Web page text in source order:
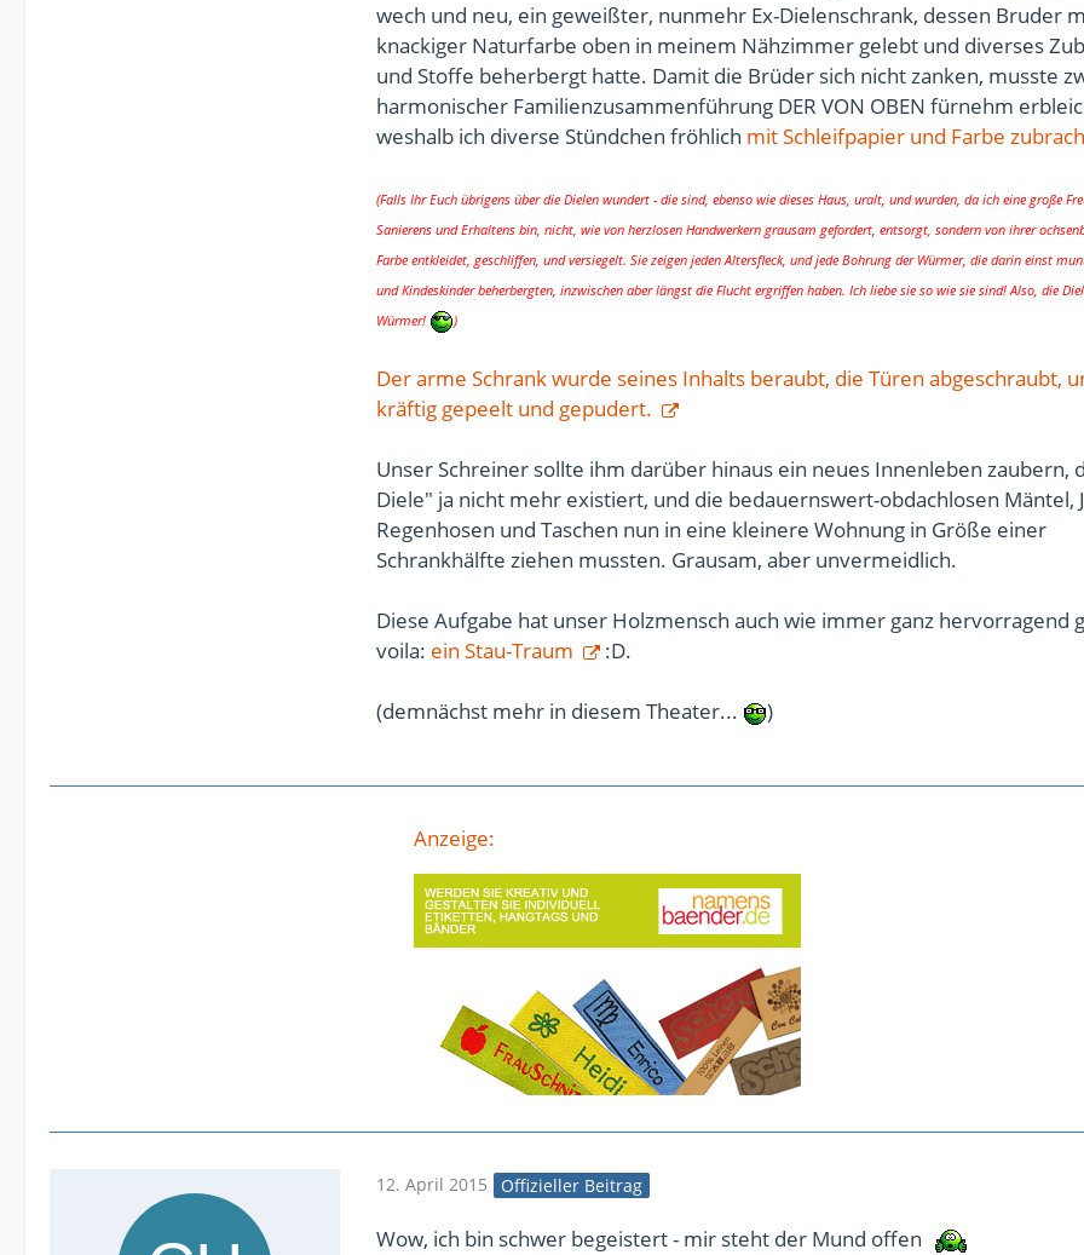
wech und neu, ein geweißter, nunmehr Ex-Dielenschrank, dessen Bruder
knackiger Naturfarbe oben in meinem Nähzimmer gelebt und diverses
und Stoffe beherbergt hatte. Damit die Brüder sich nicht zanken, musste
harmonischer Familienzusammenführung DER VON OBEN fürnehm
weshalb ich diverse Stündchen fröhlich mit Schleifpapier und Farbe
(Falls Ihr Euch übrigens über die Dielen wundert - die sind, ebenso wie dieses Haus, uralt, und wurden, da ich eine große
Sanierens und Erhaltens bin, nicht, wie von herzlosen Handwerkern grausam gefordert, entsorgt, sondern von ihrer
Farbe entkleidet, geschliffen, und versiegelt. Sie zeigen jeden Altersfleck, und jede Bohrung der Würmer, die darin einst
und Kindeskinder beherbergten, inzwischen aber längst die Flucht ergriffen haben. Ich liebe sie so wie sie sind! Also, die
Würmer!
)
Der arme Schrank wurde seines Inhalts beraubt, die Türen abgeschraubt,
kräftig gepeelt und gepudert.
Unser Schreiner sollte ihm darüber hinaus ein neues Innenleben zaubern,
Diele" ja nicht mehr existiert, und die bedauernswert-obdachlosen Mäntel,
Regenhosen und Taschen nun in eine kleinere Wohnung in Größe einer
Schrankhälfte ziehen mussten. Grausam, aber unvermeidlich.
Diese Aufgabe hat unser Holzmensch auch wie immer ganz hervorragend
voila: ein Stau-Traum :D.
(demnächst mehr in diesem Theater... )
Anzeige:
12. April 2015 Offizieller Beitrag
Wow, ich bin schwer begeistert - mir steht der Mund offen